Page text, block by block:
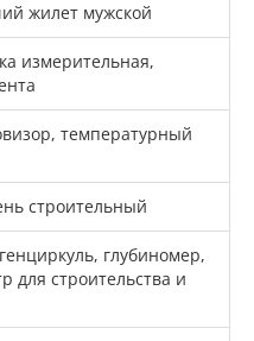
жилет мужской
измерительная,
температурный
строительный
глубиномер,
для строительства и